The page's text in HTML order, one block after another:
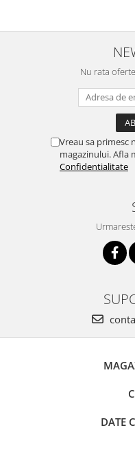
Nu rata
Vreau sa primesc
magazinului. Afla
Confidentialitate
DATE